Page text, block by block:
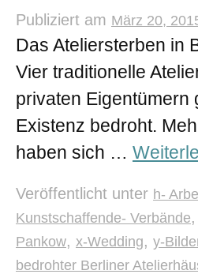
Publiziert am März 20,
Das Ateliersterben in
Vier traditionelle
privaten Eigentümern
Existenz bedroht.
haben sich …
Veröffentlicht unter h-
Kunstschaffende- Verbände,
Pankow, x-Wedding, y-
bedrohter Berliner